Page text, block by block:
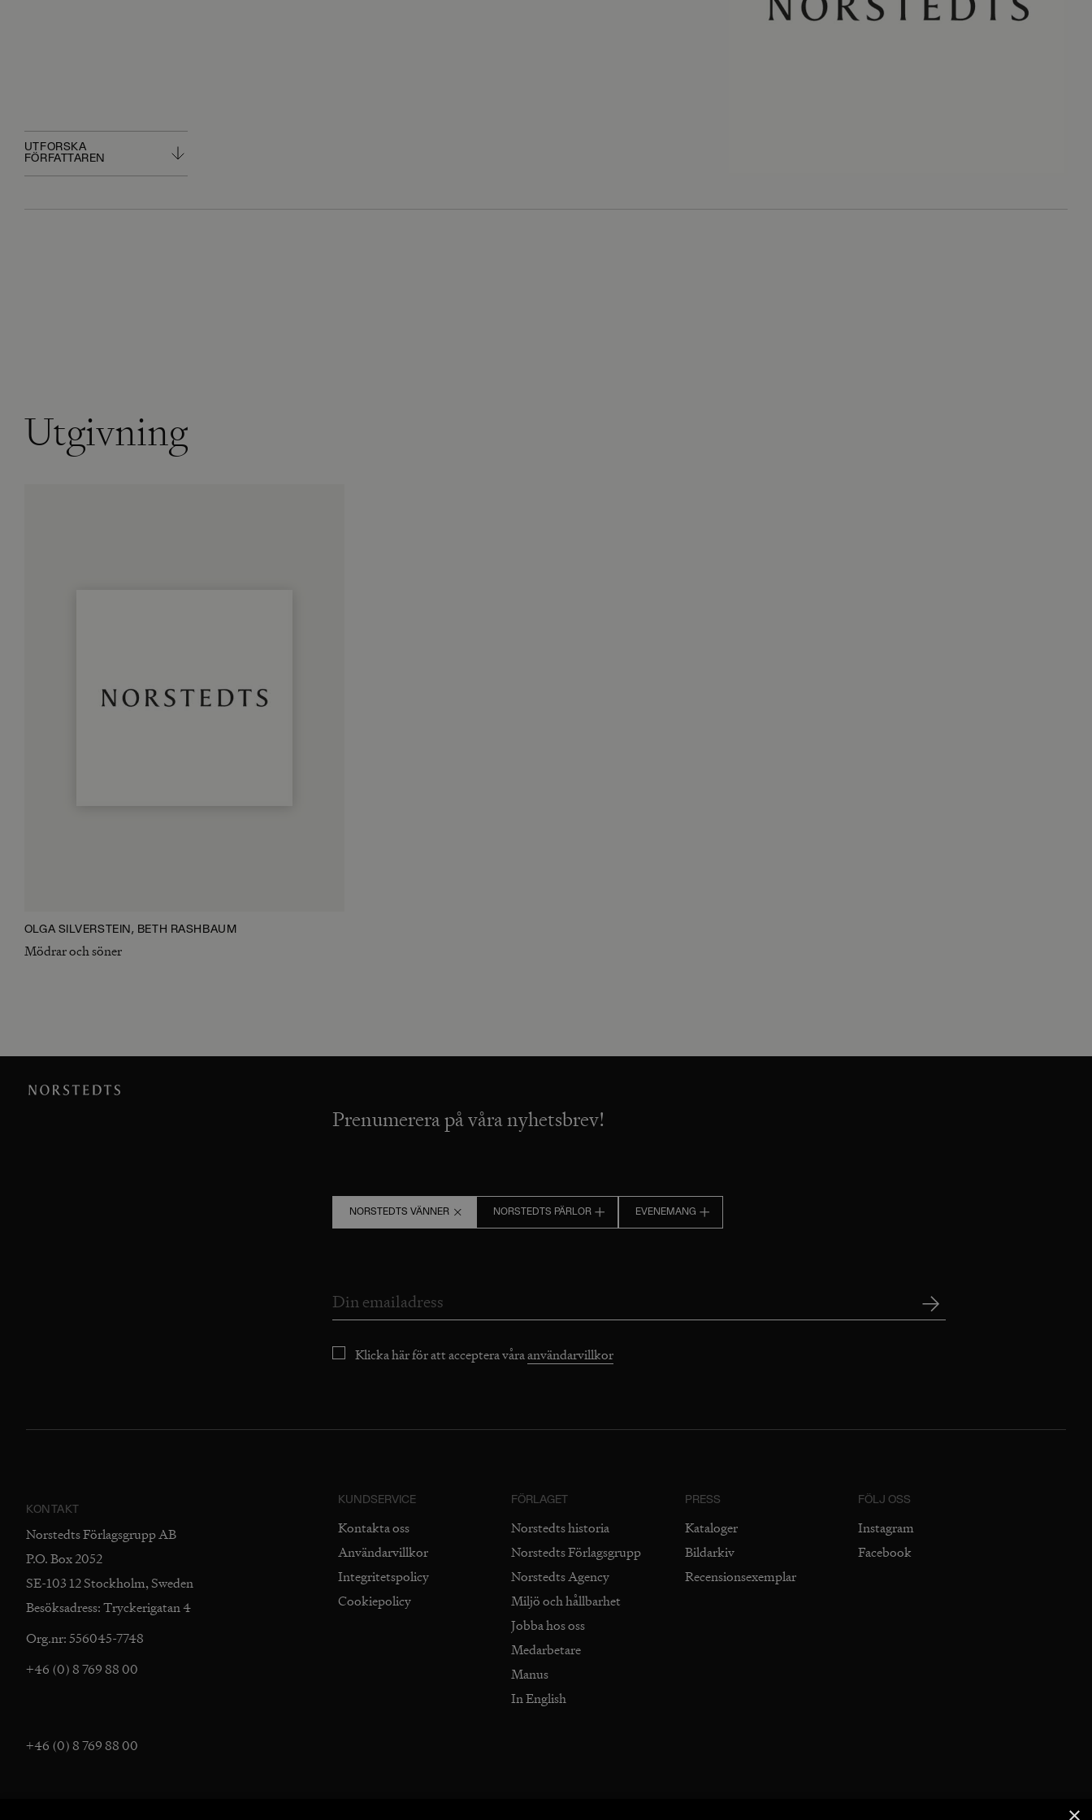
UTFORSKA
FÖRFATTAREN
Utgivning
OLGA SILVERSTEIN, BETH RASHBAUM
Mödrar och söner
Prenumerera på våra nyhetsbrev!
NORSTEDTS VÄNNER NORSTEDTS PÄRLOR EVENEMANG
Klicka här för att acceptera våraanvändarvillkor
KONTAKT
Norstedts Förlagsgrupp AB
P.O. Box 2052
SE-103 12 Stockholm, Sweden
Besöksadress: Tryckerigatan 4
Org.nr: 556045-7748
+46 (0) 8 769 88 00
+46 (0) 8 769 88 00
KUNDSERVICE
Kontakta oss
Användarvillkor
Integritetspolicy
Cookiepolicy
FÖRLAGET
Norstedts historia
Norstedts Förlagsgrupp
Norstedts Agency
Miljö och hållbarhet
Jobba hos oss
Medarbetare
Manus
In English
PRESS
Kataloger
Bildarkiv
Recensionsexemplar
FÖLJ OSS
Instagram
Facebook